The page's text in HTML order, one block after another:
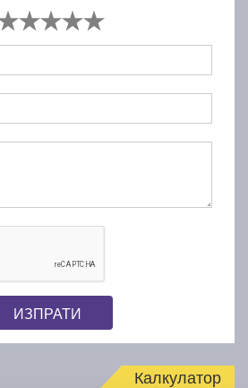
ИЗПРАТИ
Калкулатор